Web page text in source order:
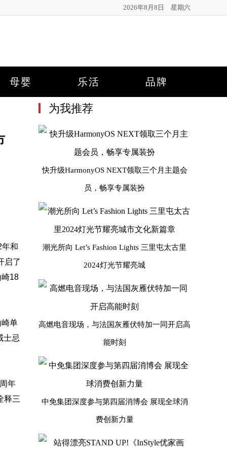
2026年8月8日 星期六
母婴 乐活 品牌
和
启了
18
单
士忌
年
释三
为我推荐
快升级HarmonyOS NEXT领取三个月主题会
员，畅享专属装扮
潮光所向 Let’s Fashion Lights 三里屯太古里
2024灯光节耀亮城
高燃电音现场，与法国灰雁伏特加一同开启高
能时刻
中免集团深度参与第四届消博会 展现全球消
费创新力量